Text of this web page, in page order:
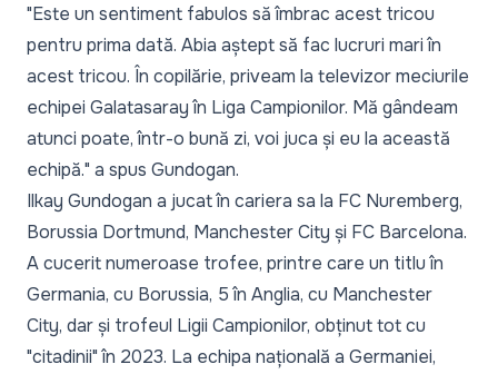
"Este un sentiment fabulos să îmbrac acest tricou
pentru prima dată. Abia aștept să fac lucruri mari în
acest tricou. În copilărie, priveam la televizor meciurile
echipei Galatasaray în Liga Campionilor. Mă gândeam
atunci poate, într-o bună zi, voi juca și eu la această
echipă." a spus Gundogan.
Ilkay Gundogan a jucat în cariera sa la FC Nuremberg,
Borussia Dortmund, Manchester City și FC Barcelona.
A cucerit numeroase trofee, printre care un titlu în
Germania, cu Borussia, 5 în Anglia, cu Manchester
City, dar și trofeul Ligii Campionilor, obținut tot cu
"citadinii" în 2023. La echipa națională a Germaniei,